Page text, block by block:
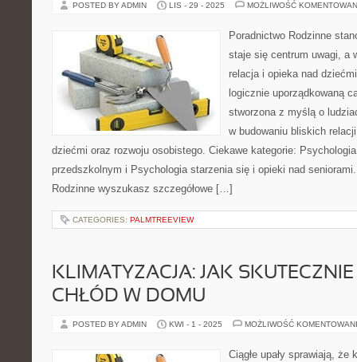
POSTED BY ADMIN LIS - 29 - 2025 MOŻLIWOŚĆ
Poradnictwo Rodzinne
staje się centrum uwagi, a
relacja i opieka nad
logicznie uporządkowaną
stworzona z myślą o
w budowaniu bliskich
dziećmi oraz rozwoju osobistego. Ciekawe kategorie:
przedszkolnym i Psychologia starzenia się i opieki nad
Rodzinne wyszukasz szczegółowe […]
CATEGORIES: PALMTREEVIEW
KLIMATYZACJA: JAK
CHŁÓD W DOMU
POSTED BY ADMIN KWI - 1 - 2025 MOŻLIWOŚĆ
Ciągłe upały sprawiają,